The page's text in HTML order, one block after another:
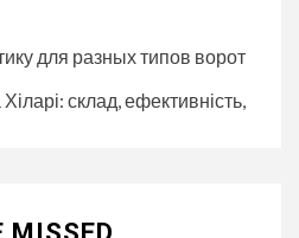
для разных типов ворот
склад, ефективність,